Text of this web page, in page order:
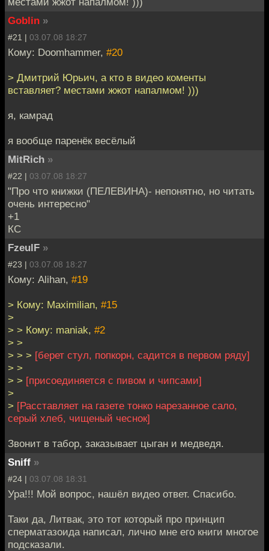
Goblin »
#21 | 03.07.08 18:27
Кому: Doomhammer, #20
> Дмитрий Юрьич, а кто в видео коменты
вставляет? местами жжот напалмом! )))
я, камрад
я вообще паренёк весёлый
MitRich »
#22 | 03.07.08 18:27
"Про что книжки (ПЕЛЕВИНА)- непонятно, но читать
очень интересно"
+1
КС
FzeulF »
#23 | 03.07.08 18:27
Кому: Alihan, #19
> Кому: Maximilian, #15
>
> > Кому: maniak, #2
> >
> > > [берет стул, попкорн, садится в первом ряду]
> >
> > [присоединяется с пивом и чипсами]
>
> [Расставляет на газете тонко нарезанное сало,
серый хлеб, чищеный чеснок]
Звонит в табор, заказывает цыган и медведя.
Sniff »
#24 | 03.07.08 18:31
Ура!!! Мой вопрос, нашёл видео ответ. Спасибо.
Таки да, Литвак, это тот который про принцип
сперматазоида написал, лично мне его книги многое
подсказали.